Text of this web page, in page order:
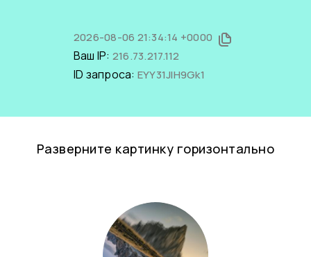
2026-08-06 21:34:14 +0000
Ваш IP: 216.73.217.112
ID запроса: EYY31JlH9Gk1
Разверните картинку горизонтально